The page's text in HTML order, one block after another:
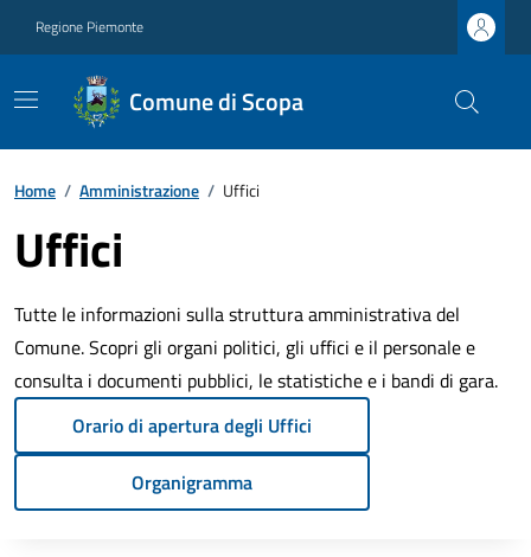
Regione Piemonte
Comune di Scopa
Home / Amministrazione / Uffici
Uffici
Tutte le informazioni sulla struttura amministrativa del
Comune. Scopri gli organi politici, gli uffici e il personale e
consulta i documenti pubblici, le statistiche e i bandi di gara.
Orario di apertura degli Uffici
Organigramma